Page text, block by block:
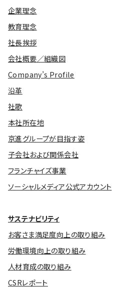
企業理念
教育理念
社長挨拶
会社概要／組織図
Company’s Profile
沿革
社歌
本社所在地
京進グループが目指す姿
子会社および関係会社
フランチャイズ事業
ソーシャルメディア公式アカウント
サステナビリティ
お客さま満足度向上の取り組み
労働環境向上の取り組み
人材育成の取り組み
CSRレポート